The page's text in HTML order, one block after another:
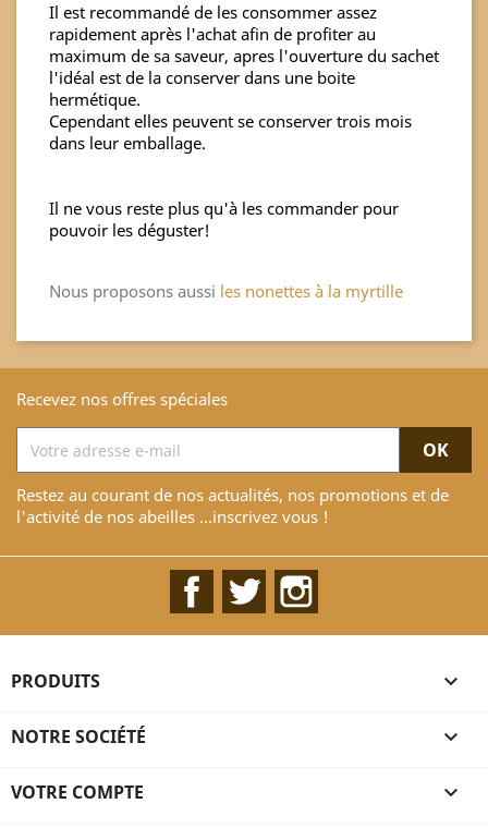
Il est recommandé de les consommer assez
rapidement après l'achat afin de profiter au
maximum de sa saveur, apres l'ouverture du sachet
l'idéal est de la conserver dans une boite
hermétique.
Cependant elles peuvent se conserver trois mois
dans leur emballage.
Il ne vous reste plus qu'à les commander pour
pouvoir les déguster!
Nous proposons aussi les nonettes à la myrtille
Recevez nos offres spéciales
Restez au courant de nos actualités, nos promotions et de
l'activité de nos abeilles ...inscrivez vous !
FacebookTwitter
PRODUITS 
NOTRE SOCIÉTÉ 
VOTRE COMPTE 